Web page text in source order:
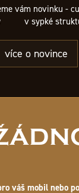
vám novinku -
v sypké
více o novince
váš mobil nebo